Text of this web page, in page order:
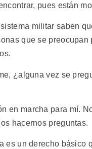
pues están
militar saben
que se
¿alguna vez se
en marcha para mí.
hacernos preguntas.
es un derecho básico